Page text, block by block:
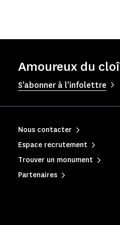
Amoureux du
S'abonner à l'infolettre
Nous contacter
Espace recrutement
Trouver un monument
Partenaires